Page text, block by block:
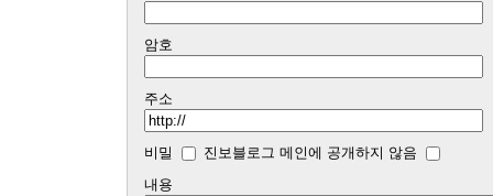
암호
주소
비밀
진보블로그 메인에 공개하지 않음
내용